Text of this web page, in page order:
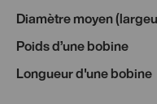
Diamètre moyen
Poids d’une bobine
Longueur d'une bobine